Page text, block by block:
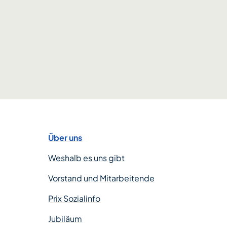
Über uns
Weshalb es uns gibt
Vorstand und Mitarbeitende
Prix Sozialinfo
Jubiläum